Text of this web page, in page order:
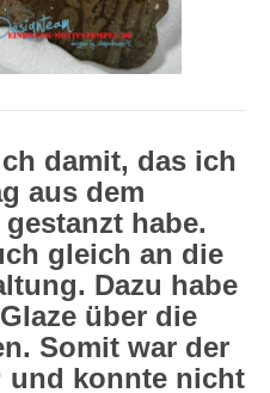
damit, das ich
aus dem
habe.
gleich an die
Dazu habe
über die
Somit war der
und konnte nicht